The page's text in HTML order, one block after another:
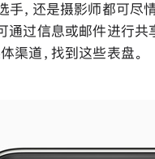
手，还是摄影师都可尽
通过信息或邮件进行
渠道，找到这些表盘。